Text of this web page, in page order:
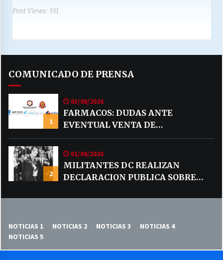
Post Views: 331
COMUNICADO DE PRENSA
1
03/08/2026
FARMACOS: DUDAS ANTE
EVENTUAL VENTA DE
MEDICAMENTOS POR MERCADO
LIBRE
2
01/08/2026
MILITANTES DC REALIZAN
DECLARACION PUBLICA SOBRE
NOTICIAS 1 NOTICIAS 2 NOTICIAS 3
NOTICIAS 4
NOTICIAS 5